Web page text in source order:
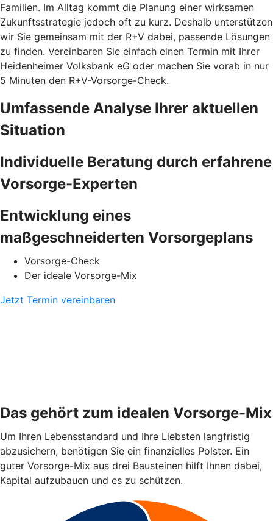
Familien. Im Alltag kommt die Planung einer wirksamen
Zukunftsstrategie jedoch oft zu kurz. Deshalb unterstützen
wir Sie gemeinsam mit der R+V dabei, passende Lösungen
zu finden. Vereinbaren Sie einfach einen Termin mit Ihrer
Heidenheimer Volksbank eG oder machen Sie vorab in nur
5 Minuten den R+V-Vorsorge-Check.
Umfassende Analyse Ihrer aktuellen
Situation
Individuelle Beratung durch erfahrene
Vorsorge-Experten
Entwicklung eines
maßgeschneiderten Vorsorgeplans
Vorsorge-Check
Der ideale Vorsorge-Mix
Jetzt Termin vereinbaren
Das gehört zum idealen Vorsorge-Mix
Um Ihren Lebensstandard und Ihre Liebsten langfristig
abzusichern, benötigen Sie ein finanzielles Polster. Ein
guter Vorsorge-Mix aus drei Bausteinen hilft Ihnen dabei,
Kapital aufzubauen und es zu schützen.